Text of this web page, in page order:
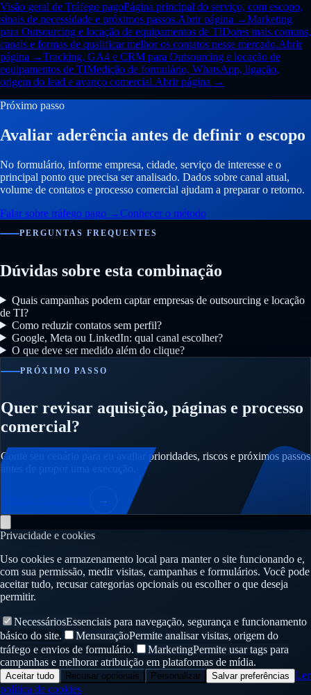
Visão geral de Tráfego pagoPágina principal do serviço, com escopo,
sinais de necessidade e próximos passos.Abrir página →Marketing
para Outsourcing e locação de equipamentos de TIDores mais comuns,
canais e formas de qualificar melhor os contatos nesse mercado.Abrir
página →Tracking, GA4 e CRM para Outsourcing e locação de
equipamentos de TIMedição de formulário, WhatsApp, ligação,
origem do lead e avanço comercial.Abrir página →
Próximo passo
Avaliar aderência antes de definir o escopo
No formulário, informe empresa, cidade, serviço de interesse e o
principal ponto que precisa ser analisado. Dados sobre canal atual,
volume de contatos e processo comercial ajudam a preparar o retorno.
Falar sobre tráfego pago →Conhecer o método
PERGUNTAS FREQUENTES
Dúvidas sobre esta combinação
Quais campanhas podem captar empresas de outsourcing e locação
de TI?
Como reduzir contatos sem perfil?
Google, Meta ou LinkedIn: qual canal escolher?
O que deve ser medido além do clique?
PRÓXIMO PASSO
Quer revisar aquisição, páginas e processo
comercial?
Conte seu cenário para eu avaliar prioridades, riscos e próximos passos
Privacidade e cookies
Uso cookies e armazenamento local para manter o site funcionando e,
com sua permissão, medir visitas, campanhas e formulários. Você pode
aceitar tudo, recusar categorias opcionais ou escolher o que deseja
permitir.
NecessáriosEssenciais para navegação, segurança e funcionamento
básico do site.
MensuraçãoPermite analisar visitas, origem do
tráfego e envios de formulário.
MarketingPermite usar tags para
campanhas e melhorar atribuição em plataformas de mídia.
Aceitar tudo Recusar opcionais Personalizar Salvar preferências Ler
política de cookies